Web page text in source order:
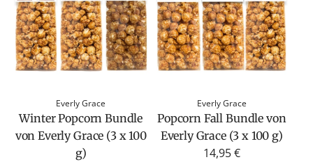
Everly Grace
Winter Popcorn Bundle
von Everly Grace (3 x 100
g)
Everly Grace
Popcorn Fall Bundle von
Everly Grace (3 x 100 g)
14,95 €